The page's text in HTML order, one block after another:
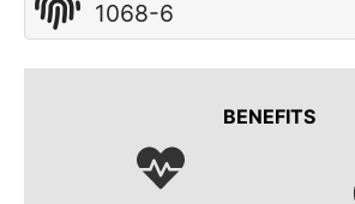
1068-6
BENEFITS